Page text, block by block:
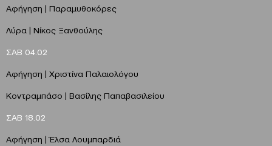
Αφήγηση | Παραμυθοκόρες
Λύρα | Νίκος Ξανθούλης
ΣΑΒ 04.02
Αφήγηση | Χριστίνα Παλαιολόγου
Κοντραμπάσο | Βασίλης Παπαβασιλείου
ΣAB 18.02
Αφήγηση | Έλσα Λουμπαρδιά